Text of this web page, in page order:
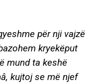
për nji vajzë
kryekëput
mund ta keshë
kujtoj se më njef